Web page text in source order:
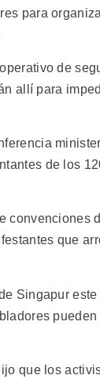
para
de
allí para
de los
convenciones
que
Singapur
que los